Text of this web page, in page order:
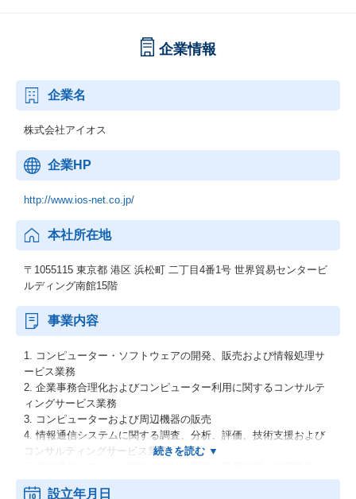
企業情報
企業名
株式会社アイオス
企業HP
http://www.ios-net.co.jp/
本社所在地
〒1055115 東京都 港区 浜松町 二丁目4番1号 世界貿易センタービ
ルディング南館15階
事業内容
1. コンピューター・ソフトウェアの開発、販売および情報処理サ
ービス業務
2. 企業事務合理化およびコンピューター利用に関するコンサルテ
ィングサービス業務
3. コンピューターおよび周辺機器の販売
4. 情報通信システムに関する調査、分析、評価、技術支援および
コンサルティングサービス業務
よび運用、管理手法等の教育訓練業務
設立年月日